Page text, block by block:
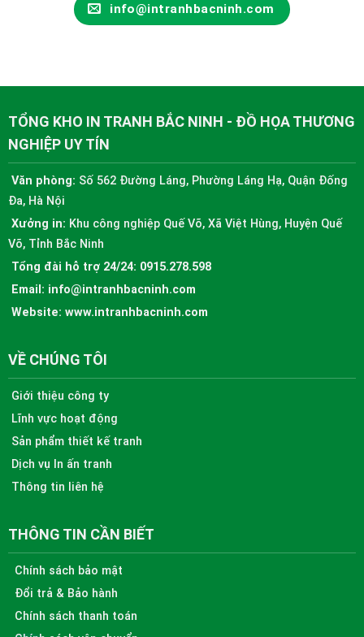
info@intranhbacninh.com
TỔNG KHO IN TRANH BẮC NINH - ĐỒ HỌA THƯƠNG
NGHIỆP UY TÍN
Văn phòng: Số 562 Đường Láng, Phường Láng Hạ, Quận Đống
Đa, Hà Nội
Xưởng in: Khu công nghiệp Quế Võ, Xã Việt Hùng, Huyện Quế
Võ, Tỉnh Bắc Ninh
Tổng đài hỗ trợ 24/24: 0915.278.598
Email: info@intranhbacninh.com
Website: www.intranhbacninh.com
VỀ CHÚNG TÔI
Giới thiệu công ty
Lĩnh vực hoạt động
Sản phẩm thiết kế tranh
Dịch vụ In ấn tranh
Thông tin liên hệ
THÔNG TIN CẦN BIẾT
Chính sách bảo mật
Đổi trả & Bảo hành
Chính sách thanh toán